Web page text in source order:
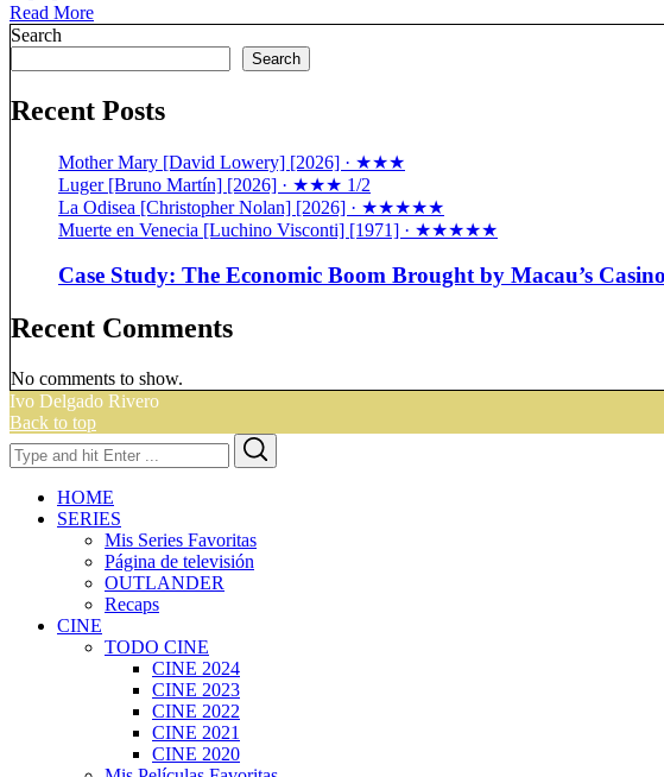
Read More
Search
Search
Recent Posts
Mother Mary [David Lowery] [2026] · ★★★
Luger [Bruno Martín] [2026] · ★★★ 1/2
La Odisea [Christopher Nolan] [2026] · ★★★★★
Muerte en Venecia [Luchino Visconti] [1971] · ★★★★★
Case Study: The Economic Boom Brought by Macau’s
Recent Comments
No comments to show.
Ivo Delgado Rivero
Back to top
Search
for:
HOME
SERIES
Mis Series Favoritas
Página de televisión
OUTLANDER
Recaps
CINE
TODO CINE
CINE 2024
CINE 2023
CINE 2022
CINE 2021
CINE 2020